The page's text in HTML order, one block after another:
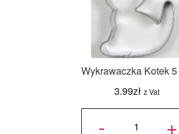
Wykrawaczka Kotek
3.99zł z Vat
-
ilość
+